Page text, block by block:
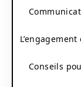
Conseils